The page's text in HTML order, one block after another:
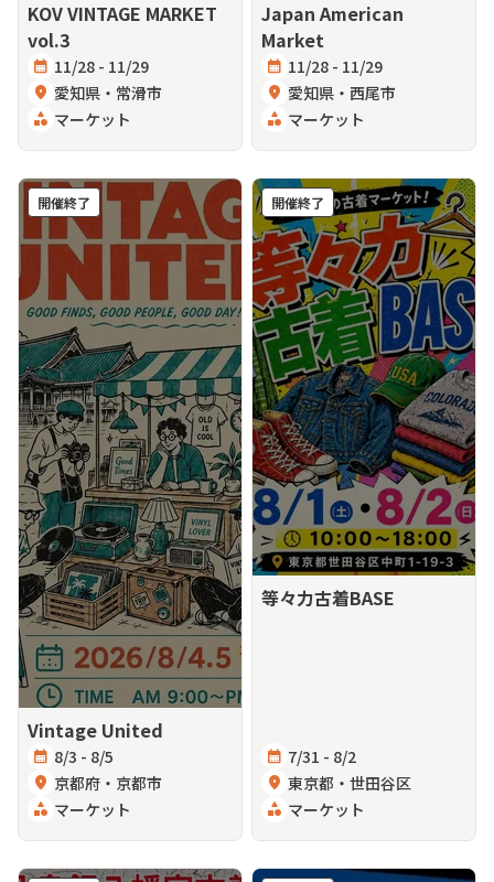
KOV VINTAGE MARKET
vol.3
calendar_month 11/28 - 11/29
location_on 愛知県・常滑市
category マーケット
Japan American
Market
calendar_month 11/28 - 11/29
location_on 愛知県・西尾市
category マーケット
Vintage United
calendar_month 8/3 - 8/5
location_on 京都府・京都市
category マーケット
開催終了
等々力古着BASE
calendar_month 7/31 - 8/2
location_on 東京都・世田谷区
category マーケット
開催終了